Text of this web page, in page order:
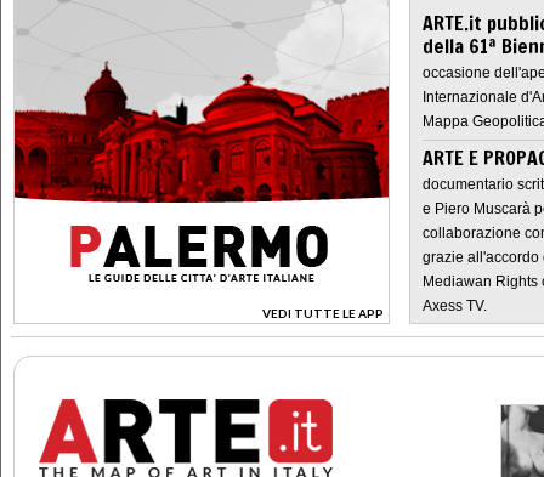
VEDI TUTTE LE APP
>
ARTE.it
della 61ª
occasione
Internazionale
Mappa
ARTE E
documentario
e Piero Muscarà
collaborazione
grazie all'accordo
Mediawan Rights
Axess TV.